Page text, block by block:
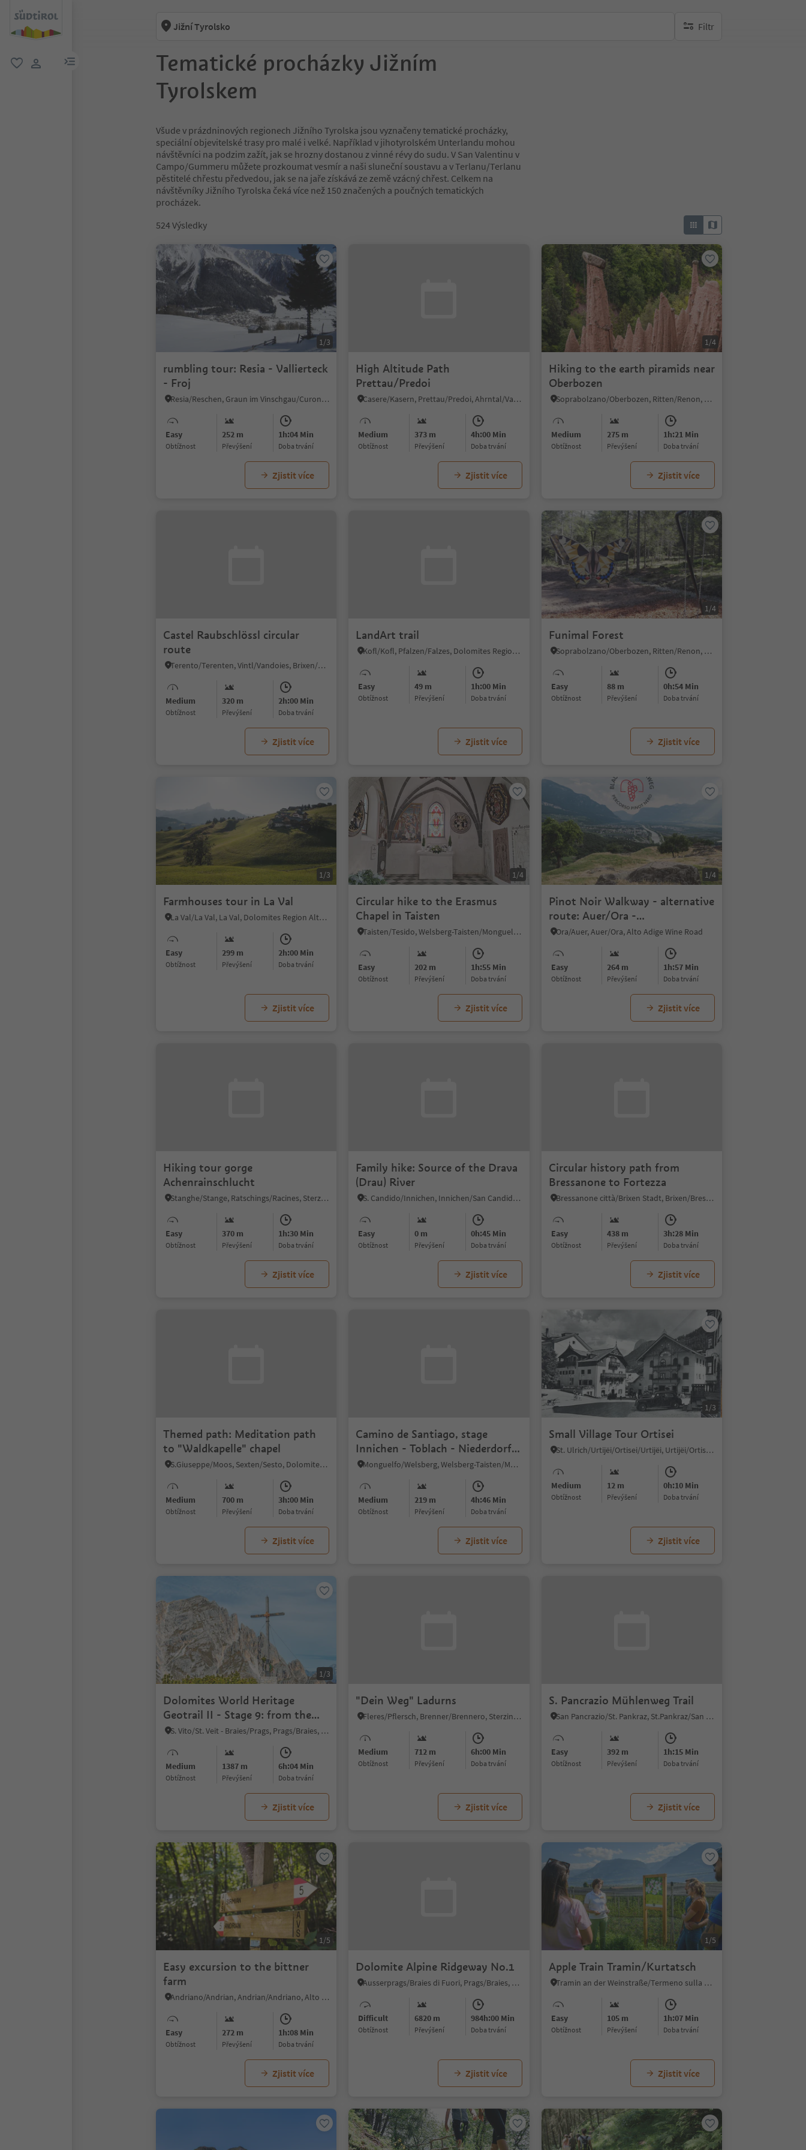
odkaz na menu
Jižní Tyrolsko Filtr
brak aktywnych filtrów
Tematické procházky Jižním
Tyrolskem
Všude v prázdninových regionech Jižního Tyrolska jsou vyznačeny tematické procházky,
speciální objevitelské trasy pro malé i velké. Například v jihotyrolském Unterlandu mohou
návštěvníci na podzim zažít, jak se hrozny dostanou z vinné révy do sudu. V San Valentinu v
Campo/Gummeru můžete prozkoumat vesmír a naši sluneční soustavu a v Terlanu/Terlanu
pěstitelé chřestu předvedou, jak se na jaře získává ze země vzácný chřest. Celkem na
návštěvníky Jižního Tyrolska čeká více než 150 značených a poučných tematických
procházek.
524Výsledky
1/3
rumbling tour: Resia - Vallierteck
- Froj
Resia/Reschen, Graun im Vinschgau/Curon Venosta, Vinschgau/Val Venosta
Easy
Obtížnost
252 m
Převýšení
1h:04 Min
doba trvání
Zjistit více
High Altitude Path
Prettau/Predoi
Casere/Kasern, Prettau/Predoi, Ahrntal/Valle Aurina
Medium
Obtížnost
373 m
Převýšení
4h:00 Min
doba trvání
Zjistit více
1/4
Hiking to the earth piramids near
Oberbozen
Soprabolzano/Oberbozen, Ritten/Renon, Bolzano/Bozen and environs
Medium
Obtížnost
275 m
Převýšení
1h:21 Min
doba trvání
Zjistit více
Castel Raubschlössl circular
route
Terento/Terenten, Vintl/Vandoies, Brixen/Bressanone and environs
Medium
Obtížnost
320 m
Převýšení
2h:00 Min
doba trvání
Zjistit více
LandArt trail
Kofl/Kofl, Pfalzen/Falzes, Dolomites Region Kronplatz/Plan de Corones
Easy
Obtížnost
49 m
Převýšení
1h:00 Min
doba trvání
Zjistit více
1/4
Funimal Forest
Soprabolzano/Oberbozen, Ritten/Renon, Bolzano/Bozen and environs
Easy
Obtížnost
88 m
Převýšení
0h:54 Min
doba trvání
Zjistit více
1/3
Farmhouses tour in La Val
La Val/La Val, La Val, Dolomites Region Alta Badia
Easy
Obtížnost
299 m
Převýšení
2h:00 Min
doba trvání
Zjistit více
1/4
Circular hike to the Erasmus
Chapel in Taisten
Taisten/Tesido, Welsberg-Taisten/Monguelfo-Tesido
Easy
Obtížnost
202 m
Převýšení
1h:55 Min
doba trvání
Zjistit více
1/4
Pinot Noir Walkway - alternative
route: Auer/Ora -
Montan/Montagna - Auer/Ora
Ora/Auer, Auer/Ora, Alto Adige Wine Road
Easy
Obtížnost
264 m
Převýšení
1h:57 Min
doba trvání
Zjistit více
Hiking tour gorge
Achenrainschlucht
Stanghe/Stange, Ratschings/Racines, Sterzing/Vipiteno and environs
Easy
Obtížnost
370 m
Převýšení
1h:30 Min
doba trvání
Zjistit více
Family hike: Source of the Drava
(Drau) River
S. Candido/Innichen, Innichen/San Candido, Dolomites Region 3 Zinnen
Easy
Obtížnost
0 m
Převýšení
0h:45 Min
doba trvání
Zjistit více
Circular history path from
Bressanone to Fortezza
Bressanone città/Brixen Stadt, Brixen/Bressanone, Brixen/Bressanone and environs
Easy
Obtížnost
438 m
Převýšení
3h:28 Min
doba trvání
Zjistit více
Themed path: Meditation path
to "Waldkapelle" chapel
S.Giuseppe/Moos, Sexten/Sesto, Dolomites Region 3 Zinnen
Medium
Obtížnost
700 m
Převýšení
3h:00 Min
doba trvání
Zjistit více
Camino de Santiago, stage
Innichen - Toblach - Niederdorf -
Welsberg
Monguelfo/Welsberg, Welsberg-Taisten/Monguelfo-Tesido
Medium
Obtížnost
219 m
Převýšení
4h:46 Min
doba trvání
Zjistit více
1/3
Small Village Tour Ortisei
St. Ulrich/Urtijëi/Ortisei/Urtijëi, Urtijëi/Ortisei, Dolomites Region Val Gardena
Medium
Obtížnost
12 m
Převýšení
0h:10 Min
doba trvání
Zjistit více
1/3
Dolomites World Heritage
Geotrail II - Stage 9: from the
Plätzwiese High Plateau to the S. Vito/St. Veit - Braies/Prags, Prags/Braies, Dolomites Region 3 Zinnen
Medium
Obtížnost
1387 m
Převýšení
6h:04 Min
doba trvání
Zjistit více
"Dein Weg" Ladurns
Fleres/Pflersch, Brenner/Brennero, Sterzing/Vipiteno and environs
Medium
Obtížnost
712 m
Převýšení
6h:00 Min
doba trvání
Zjistit více
S. Pancrazio Mühlenweg Trail
San Pancrazio/St. Pankraz, St.Pankraz/San Pancrazio, Meran/Merano and environs
Easy
Obtížnost
392 m
Převýšení
1h:15 Min
doba trvání
Zjistit více
1/5
Easy excursion to the bittner
farm
Andriano/Andrian, Andrian/Andriano, Alto Adige Wine Road
Easy
Obtížnost
272 m
Převýšení
1h:08 Min
doba trvání
Zjistit více
Dolomite Alpine Ridgeway No.1
Ausserprags/Braies di Fuori, Prags/Braies, Dolomites Region 3 Zinnen
Difficult
Obtížnost
6820 m
Převýšení
984h:00 Min
doba trvání
Zjistit více
1/5
Apple Train Tramin/Kurtatsch
Tramin an der Weinstraße/Termeno sulla Strada del Vino, Alto Adige Wine Road
Easy
Obtížnost
105 m
Převýšení
1h:07 Min
doba trvání
Zjistit více